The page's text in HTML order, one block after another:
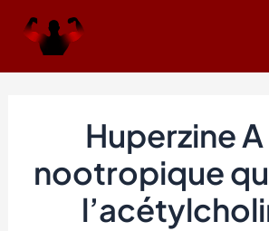
Huperzine A
nootropique
Navigation
des